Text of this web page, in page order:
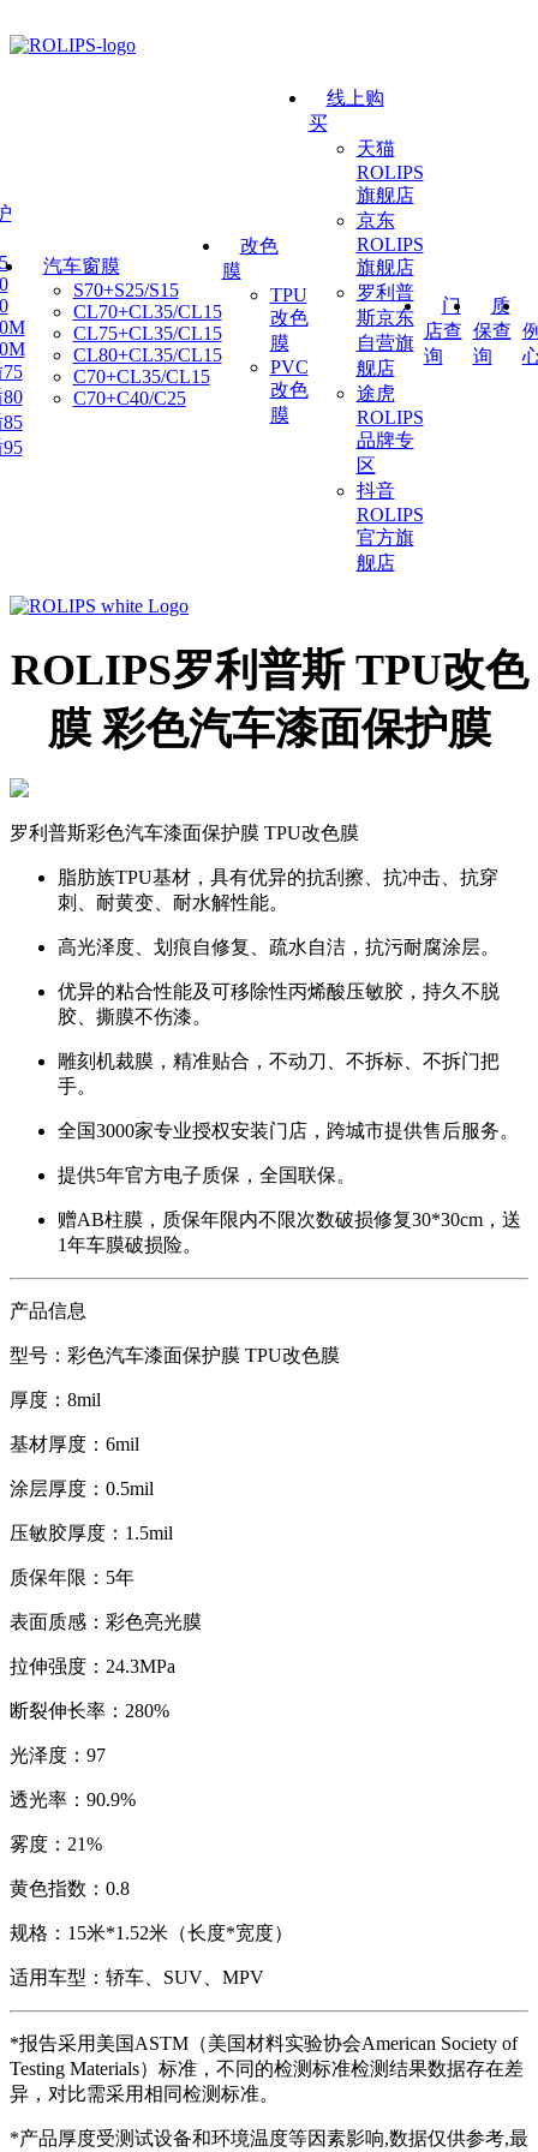
汽车窗膜
S70+S25/S15
CL70+CL35/CL15
CL75+CL35/CL15
CL80+CL35/CL15
C70+CL35/CL15
C70+C40/C25
改色
膜
TPU
改色
膜
PVC
改色
膜
线上购
买
天猫
ROLIPS
旗舰店
京东
ROLIPS
旗舰店
罗利普
斯京东
自营旗
舰店
途虎
ROLIPS
品牌专
区
抖音
ROLIPS
官方旗
舰店
门
店查
询
质
保查
询
ROLIPS罗利普斯 TPU改色
膜 彩色汽车漆面保护膜
罗利普斯彩色汽车漆面保护膜 TPU改色膜
脂肪族TPU基材，具有优异的抗刮擦、抗冲击、抗穿
刺、耐黄变、耐水解性能。
高光泽度、划痕自修复、疏水自洁，抗污耐腐涂层。
优异的粘合性能及可移除性丙烯酸压敏胶，持久不脱
胶、撕膜不伤漆。
雕刻机裁膜，精准贴合，不动刀、不拆标、不拆门把
手。
全国3000家专业授权安装门店，跨城市提供售后服务。
提供5年官方电子质保，全国联保。
赠AB柱膜，质保年限内不限次数破损修复30*30cm，送
1年车膜破损险。
产品信息
型号： 彩色汽车漆面保护膜 TPU改色膜
厚度：8mil
基材厚度：6mil
涂层厚度：0.5mil
压敏胶厚度：1.5mil
质保年限：5年
表面质感：彩色亮光膜
拉伸强度：24.3MPa
断裂伸长率：280%
光泽度：97
透光率：90.9%
雾度：21%
黄色指数：0.8
规格：15米*1.52米（长度*宽度）
适用车型：轿车、SUV、MPV
*报告采用美国ASTM（美国材料实验协会American Society of
Testing Materials）标准，不同的检测标准检测结果数据存在差
异，对比需采用相同检测标准。
*产品厚度受测试设备和环境温度等因素影响,数据仅供参考,最